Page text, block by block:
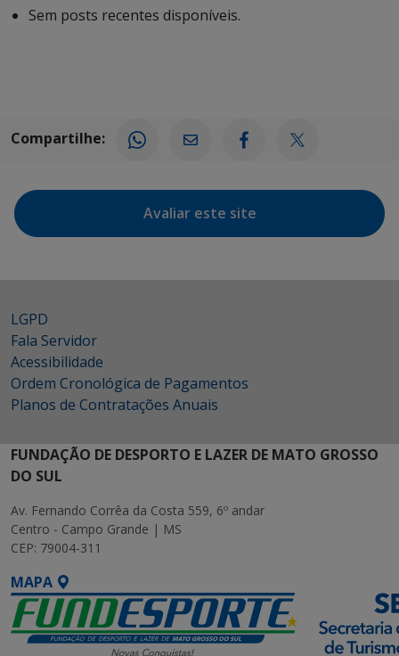
Sem posts recentes disponíveis.
Compartilhe:
Avaliar este site
LGPD
Fala Servidor
Acessibilidade
Ordem Cronológica de Pagamentos
Planos de Contratações Anuais
FUNDAÇÃO DE DESPORTO E LAZER DE MATO GROSSO
DO SUL
Av. Fernando Corrêa da Costa 559, 6º andar
Centro - Campo Grande | MS
CEP: 79004-311
MAPA